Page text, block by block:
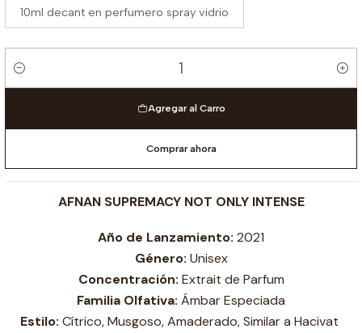
10ml decant en perfumero spray vidrio
Cantidad
Agregar al Carro
Comprar ahora
AFNAN SUPREMACY NOT ONLY INTENSE
Año de Lanzamiento: 2021
Género: Unisex
Concentración: Extrait de Parfum
Familia Olfativa: Ámbar Especiada
Estilo: Cítrico, Musgoso, Amaderado, Similar a Hacivat